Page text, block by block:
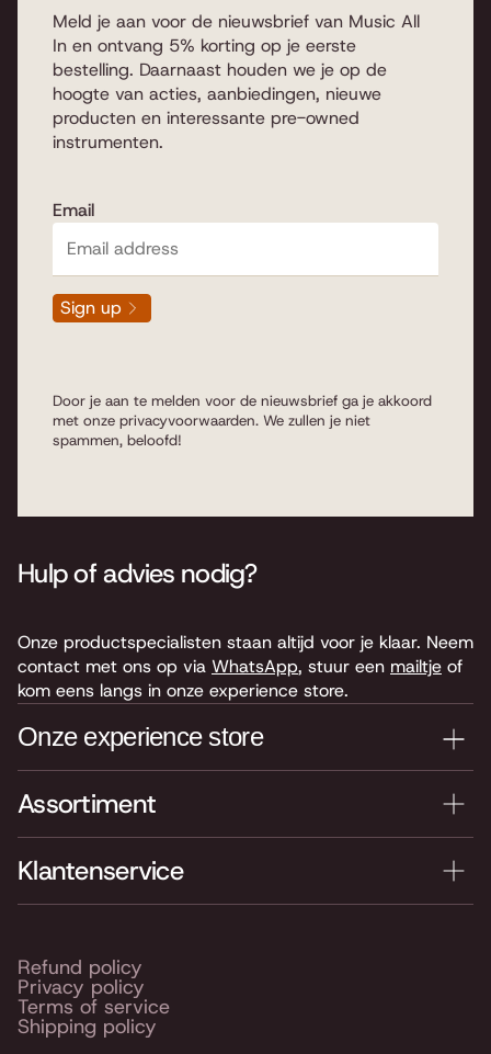
Meld je aan voor de nieuwsbrief van Music All
In en ontvang 5% korting op je eerste
bestelling. Daarnaast houden we je op de
hoogte van acties, aanbiedingen, nieuwe
producten en interessante pre-owned
instrumenten.
Email
Sign up
Door je aan te melden voor de nieuwsbrief ga je akkoord
met onze privacyvoorwaarden. We zullen je niet
spammen, beloofd!
Assortiment
Klantenservice
Hulp of advies nodig?
Onze productspecialisten staan altijd voor je klaar. Neem
contact met ons op via WhatsApp, stuur een mailtje of
kom eens langs in onze experience store.
Onze experience store
Je nieuwe instrument testen? Kom langs in onze winkel
Routebeschrijving
Openingstijden
Refund policy
Privacy policy
Terms of service
Shipping policy